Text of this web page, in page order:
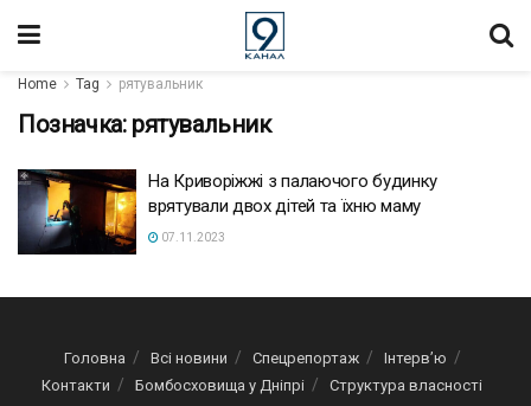
Home Tag рятувальник
Позначка: рятувальник
На Криворіжжі з палаючого будинку
врятували двох дітей та їхню маму
07.11.2023
Головна Всі новини Спецрепортаж
Інтерв’ю
Контакти
Бомбосховища у Дніпрі Структура власності